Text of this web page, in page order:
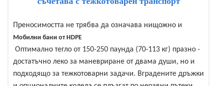
Преносимостта не трябва да означава нищожно и
Мобилни бани от HDPE
Оптимално тегло от 150-250 паунда (70-113 кг) празно -
достатъчно леко за маневриране от двама души, но и
подходящо за тежкотоварни задачи. Вградените дръжки